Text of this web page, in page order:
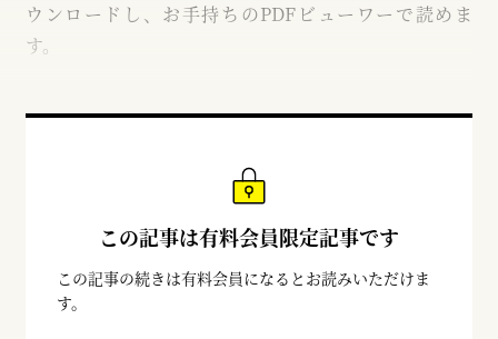
ウンロードし、お手持ちのPDFビューワーで読めま
す。
この記事は有料会員限定記事です
この記事の続きは有料会員になるとお読みいただけま
す。